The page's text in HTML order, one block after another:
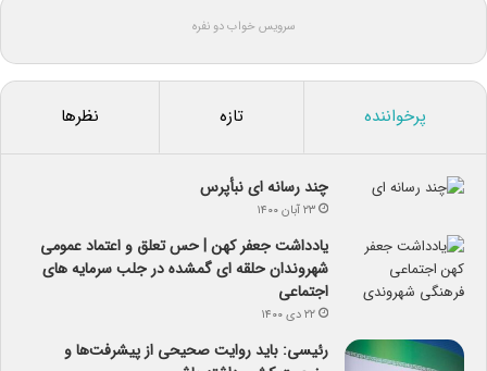
سرویس خواب دو نفره
پرخواننده تازه نظرها
چند رسانه ای نبأپرس
۲۳ آبان ۱۴۰۰
یادداشت جعفر کهن | حس تعلق و اعتماد عمومی
شهروندان حلقه ای گمشده در جلب سرمایه های
اجتماعی
۲۲ دی ۱۴۰۰
رئیسی: باید روایت صحیحی از پیشرفت‌ها و